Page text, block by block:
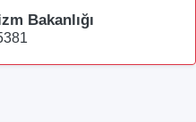
Bakanlığı